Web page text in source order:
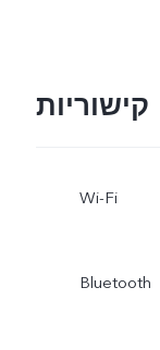
קישוריות
Wi-Fi
Bluetooth